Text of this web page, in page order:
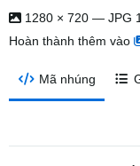
1280 × 720 — JPG
Hoàn thành thêm vào
Mã nhúng